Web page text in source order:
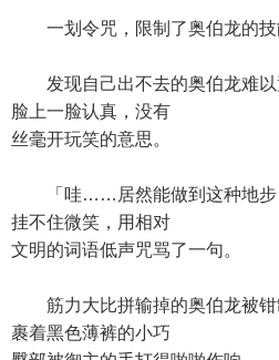
一划令咒，限制了奥伯龙的技
发现自己出不去的奥伯龙难以
脸上一脸认真，没有
丝毫开玩笑的意思。
「哇……居然能做到这种地步
挂不住微笑，用相对
文明的词语低声咒骂了一句。
筋力大比拼输掉的奥伯龙被钳
裹着黑色薄裤的小巧